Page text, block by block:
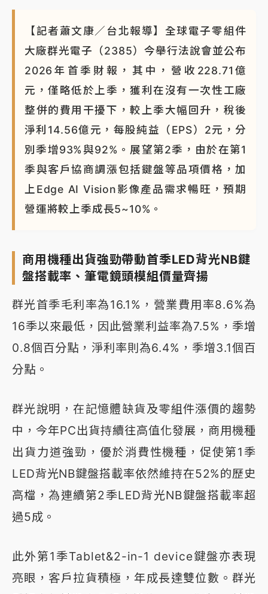
【記者蕭文康／台北報導】全球電子零組件
大廠群光電子（2385）今舉行法說會並公布
2026年首季財報，其中，營收228.71億
元，僅略低於上季，獲利在沒有一次性工廠
整併的費用干擾下，較上季大幅回升，稅後
淨利14.56億元，每股純益（EPS）2元，分
別季增93%與92%。展望第2季，由於在第1
季與客戶協商調漲包括鍵盤等品項價格，加
上Edge AI Vision影像產品需求暢旺，預期
營運將較上季成長5~10%。
商用機種出貨強勁帶動首季LED背光NB鍵
盤搭載率、筆電鏡頭模組價量齊揚
群光首季毛利率為16.1%，營業費用率8.6%為
16季以來最低，因此營業利益率為7.5%，季增
0.8個百分點，淨利率則為6.4%，季增3.1個百
分點。
群光說明，在記憶體缺貨及零組件漲價的趨勢
中，今年PC出貨持續往高值化發展，商用機種
出貨力道強勁，優於消費性機種，促使第1季
LED背光NB鍵盤搭載率依然維持在52%的歷史
高檔，為連續第2季LED背光NB鍵盤搭載率超
過5成。
此外第1季Tablet&2-in-1 device鍵盤亦表現
亮眼，客戶拉貨積極，年成長達雙位數。群光